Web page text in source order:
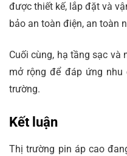
được thiết kế, lắp đặt và
bảo an toàn điện, an toàn
Cuối cùng, hạ tầng sạc
mở rộng để đáp ứng
trường.
Kết luận
Thị trường pin áp cao